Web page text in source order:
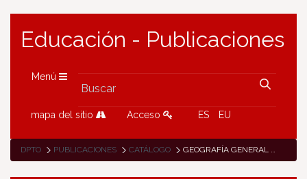
Educación - Publicaciones
Menú
mapa del sitio Acceso ES EU
DPTO PUBLICACIONES CATÁLOGO GEOGRAFÍA GENERAL DE NAVARRA